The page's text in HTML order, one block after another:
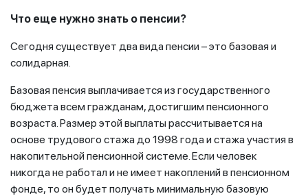
Что еще нужно знать о пенсии?
Сегодня существует два вида пенсии – это базовая и
солидарная.
Базовая пенсия выплачивается из государственного
бюджета всем гражданам, достигшим пенсионного
возраста. Размер этой выплаты рассчитывается на
основе трудового стажа до 1998 года и стажа участия в
накопительной пенсионной системе. Если человек
никогда не работал и не имеет накоплений в пенсионном
фонде, то он будет получать минимальную базовую